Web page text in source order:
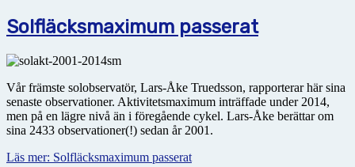
Solfläcksmaximum passerat
Vår främste solobservatör, Lars-Åke Truedsson, rapporterar här sina
senaste observationer. Aktivitetsmaximum inträffade under 2014,
men på en lägre nivå än i föregående cykel. Lars-Åke berättar om
sina 2433 observationer(!) sedan år 2001.
Läs mer: Solfläcksmaximum passerat